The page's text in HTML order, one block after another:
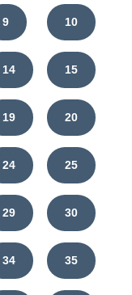
9 10
14 15
19 20
24 25
29 30
34 35